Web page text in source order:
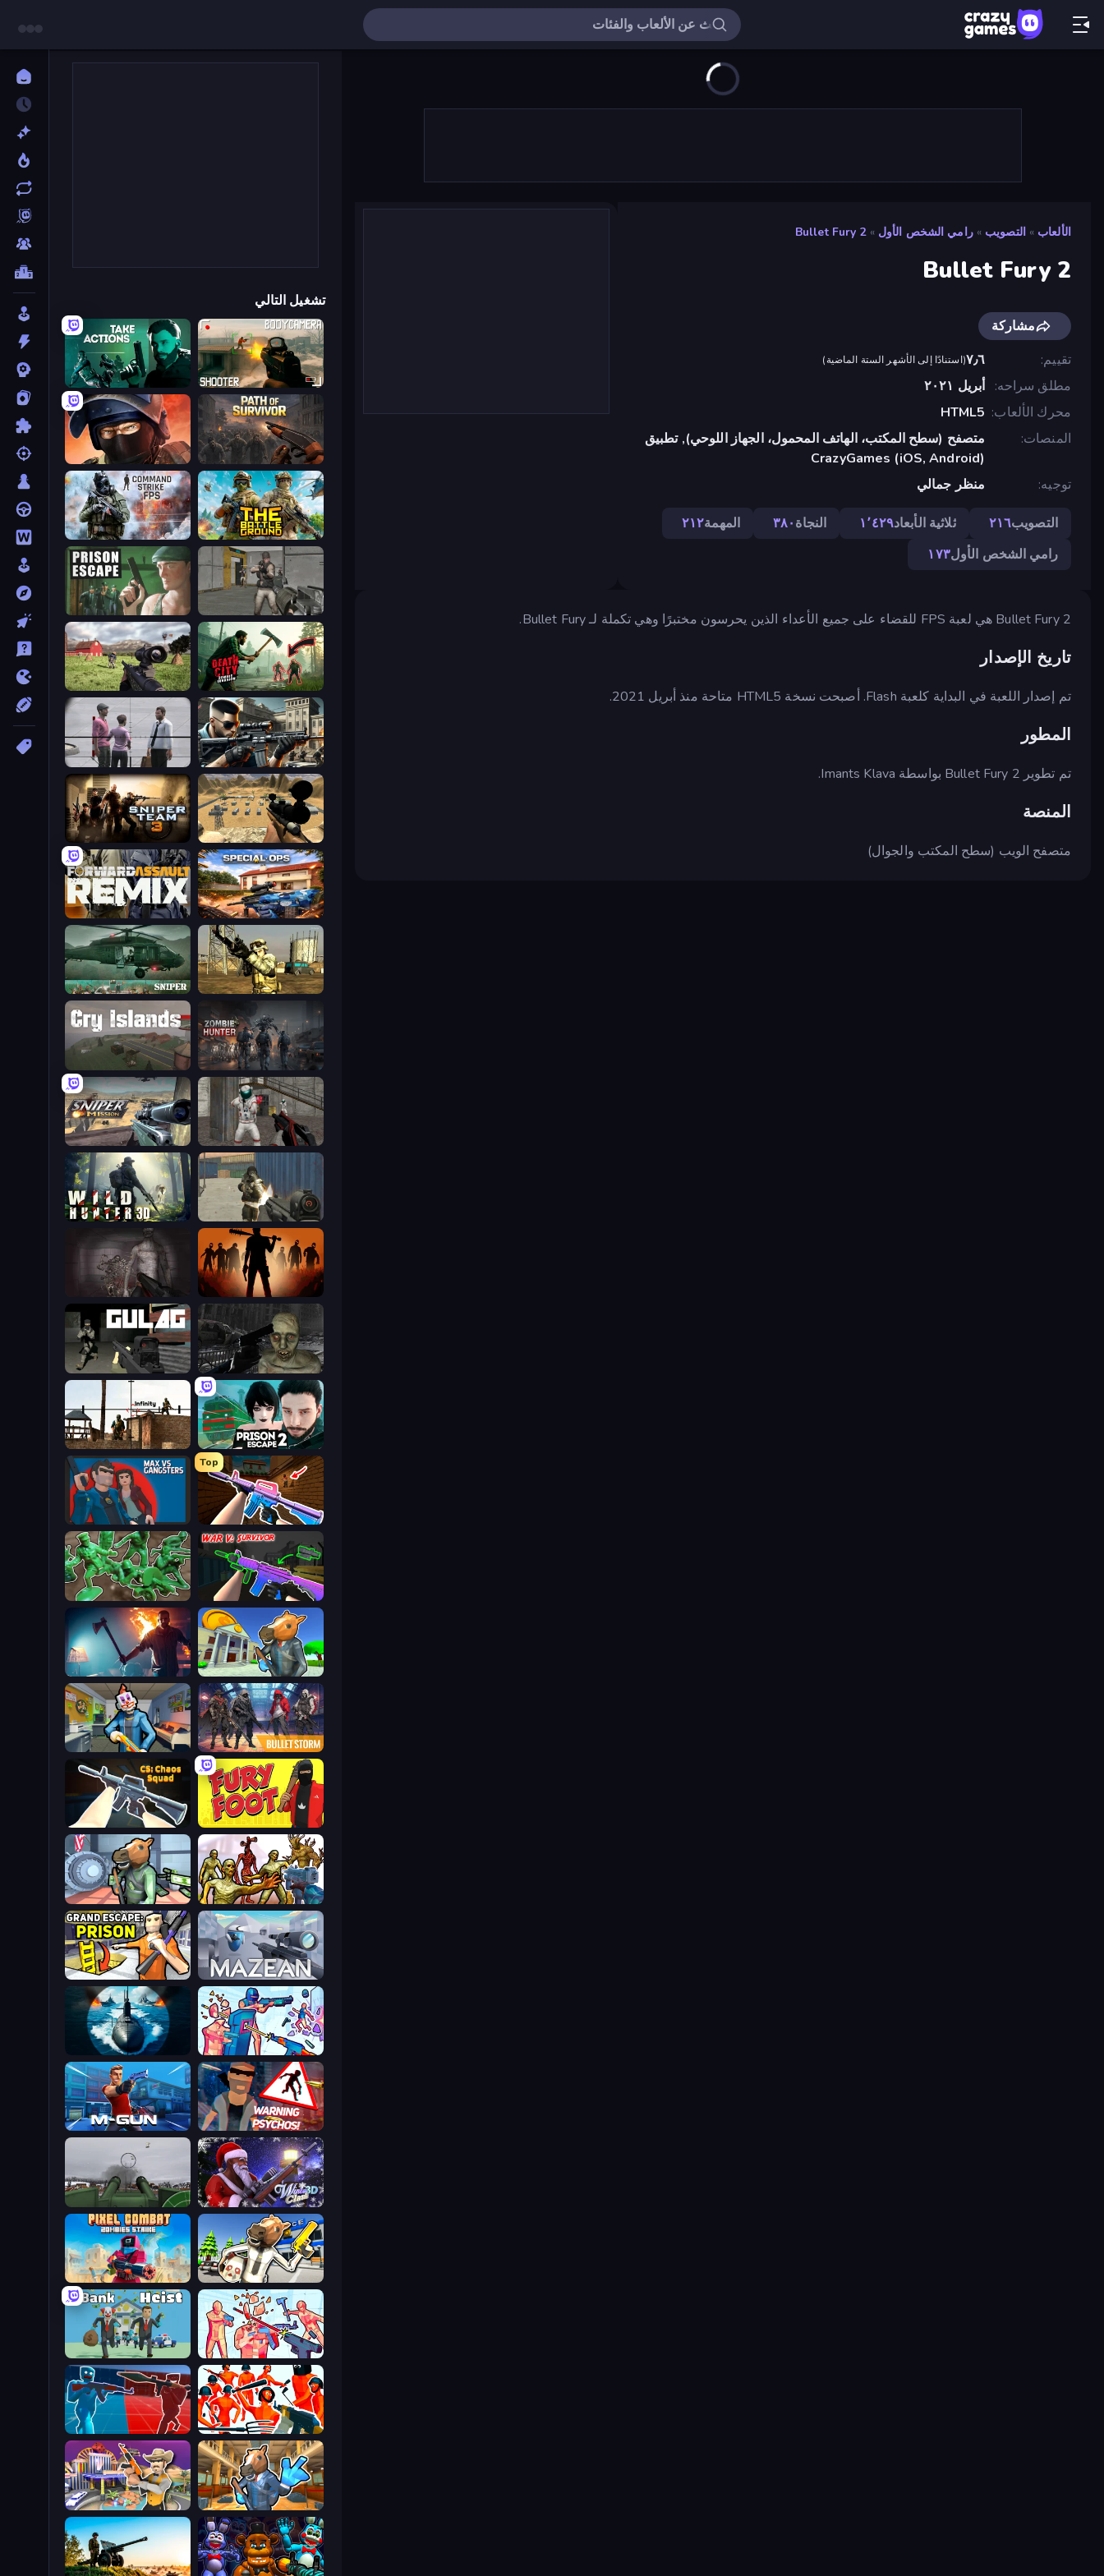
الألعاب » التصويب » رامي الشخص الأول »
Bullet Fury 2
Bullet Fury 2
مشاركة
تقييم
٧٫٦(استنادًا إلى الأشهر الستة الماضية)
مطلق سراحه
أبريل ٢٠٢١
محرك الألعاب HTML5
المنصات
متصفح (سطح المكتب، الهاتف المحمول، الجهاز اللوحي), تطبيق
CrazyGames (iOS, Android)
توجيه
منظر جمالي
التصويب٢١٦ ثلاثية الأبعاد١٬٤٢٩ النجاة٣٨٠ المهمة٢١٢
رامي الشخص الأول١٧٣
Bullet Fury 2 هي لعبة FPS للقضاء على جميع الأعداء الذين يحرسون مختبرًا وهي تكملة لـ Bullet Fury.
تاريخ الإصدار
تم إصدار اللعبة في البداية كلعبة Flash. أصبحت نسخة HTML5 متاحة منذ أبريل 2021.
المطور
تم تطوير Bullet Fury 2 بواسطة Imants Klava.
المنصة
متصفح الويب (سطح المكتب والجوال)
تشغيل التالي
BodyCamera Shooter
Take Actions
Path of Survivor
Bullet Force
The Battleground
Command Strike FPS
Warfare Area
Prison Escape
Death City Zombie Invasion
Dead Zed
Sure Shot
Sniper Assassin - Government Agent
Ghost Sniper
Sniper Team 3
Special Ops: GO
Forward Assault Remix
Mountain Operation
SNIPER
Zombie Hunter
Cry Islands
Battle Area
Sniper Mission
Masked Forces
Wild Hunter 3D
Deads on the Road
C-Virus Game: Outbreak
Gulag
Prison Escape 2
Lethal Sniper 3D: Army Soldier
Top
KS Z
Max vs Gangsters
War V: Survivor
Soldiers - Capture and Control!
Bank Robbery 3
You Are Being Watched
Bulletstorm
Save the Hostages
Fury Foot
CS: Chaos Squad
Monster Shooter Apocalypse
Bank Robbery
Mazean
Grand Escape: Prison
Time Shooter 3: SWAT
Ships Battlefield 3D
City of Psychos
Muscle Gun.IO
Winter Clash 3D
Flakmeister
Bank Robbery: Escape
Pixel Combat: Zombies Strike
Time Shooter 2
Bank Heist
Funny Shooter - Destroy All
Battle of the Soldiers: Red vs Blue
Bank Robbery 2
Casino Robbery